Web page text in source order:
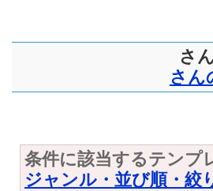
さ
さん
条件に該当するテンプ
ジャンル・並び順・絞